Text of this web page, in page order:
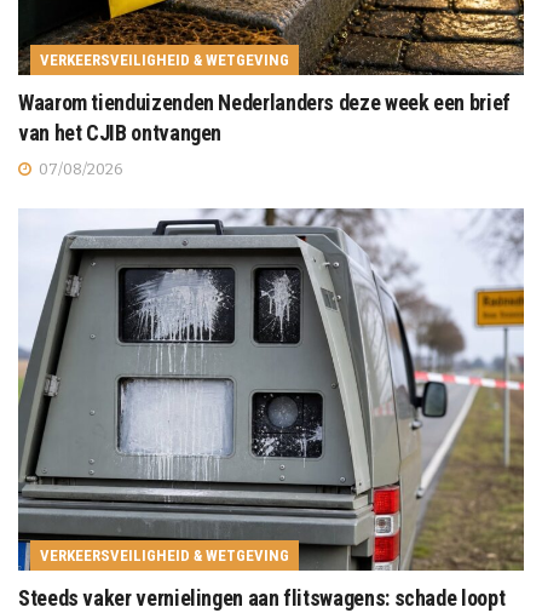
VERKEERSVEILIGHEID & WETGEVING
Waarom tienduizenden Nederlanders deze week een brief
van het CJIB ontvangen
07/08/2026
VERKEERSVEILIGHEID & WETGEVING
Steeds vaker vernielingen aan flitswagens: schade loopt